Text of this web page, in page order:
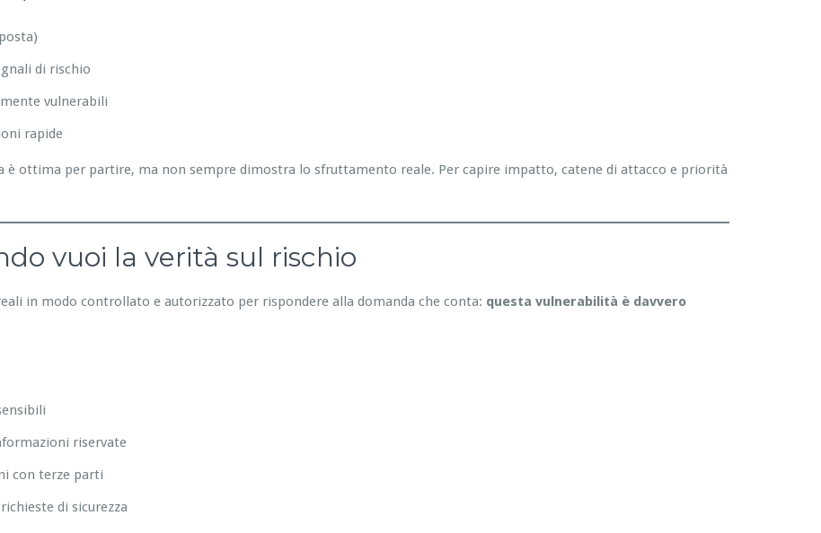
di rischio
vulnerabili
rapide
è ottima per partire, ma non sempre dimostra lo sfruttamento reale. Per capire impatto, catene di attacco e priorità
vuoi la verità sul rischio
in modo controllato e autorizzato per rispondere alla domanda che conta: questa vulnerabilità è davvero
riservate
con terze parti
di sicurezza